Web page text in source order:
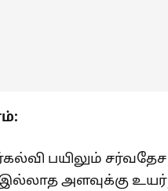
பயிலும்
அளவுக்கு